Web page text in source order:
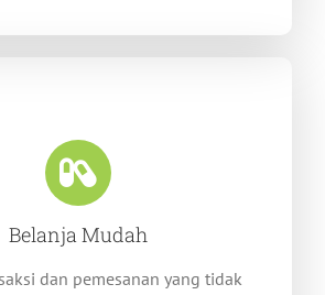
Belanja Mudah
dan pemesanan yang tidak